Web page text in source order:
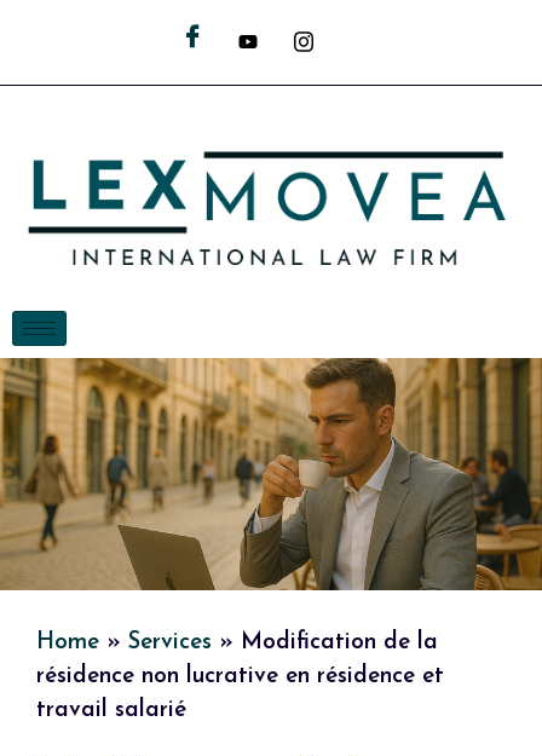
Home » Services » Modification de la
résidence non lucrative en résidence et
travail salarié